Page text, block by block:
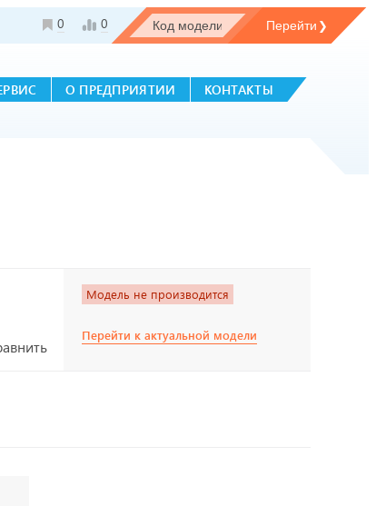
0 0
О ПРЕДПРИЯТИИ КОНТАКТЫ
Модель не производится
Перейти к актуальной модели